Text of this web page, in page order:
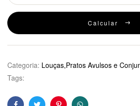
Calcular
Categoria: Louças,Pratos Avulsos e
Tags: